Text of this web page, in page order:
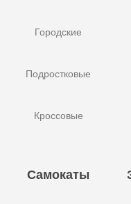
Городские
Подростковые
Кроссовые
Самокаты